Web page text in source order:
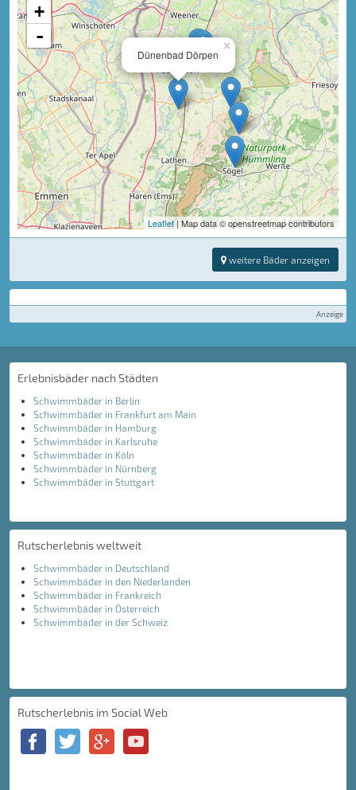
×
Dünenbad Dörpen
+
-
Leaflet| Map data © openstreetmap contributors
weitere Bäder anzeigen
Anzeige
Erlebnisbäder nach Städten
Schwimmbäder in Berlin
Schwimmbäder in Frankfurt am Main
Schwimmbäder in Hamburg
Schwimmbäder in Karlsruhe
Schwimmbäder in Köln
Schwimmbäder in Nürnberg
Schwimmbäder in Stuttgart
Rutscherlebnis weltweit
Schwimmbäder in Deutschland
Schwimmbäder in den Niederlanden
Schwimmbäder in Frankreich
Schwimmbäder in Österreich
Schwimmbäder in der Schweiz
Rutscherlebnis im Social Web